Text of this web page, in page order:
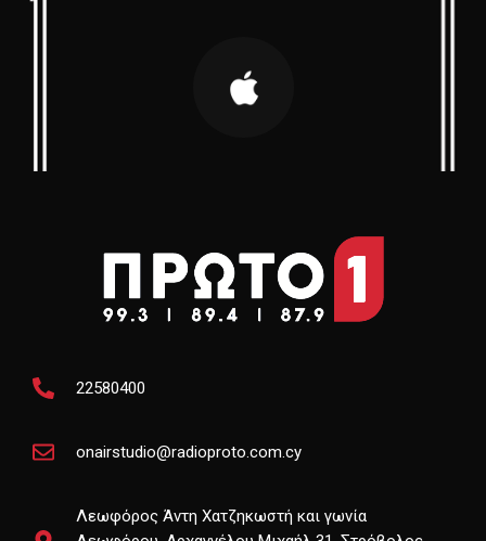
22580400
onairstudio@radioproto.com.cy
Λεωφόρος Άντη Χατζηκωστή και γωνία